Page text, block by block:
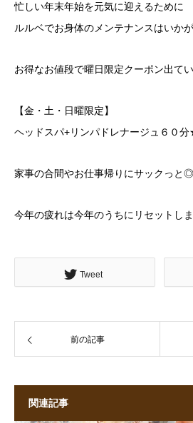
忙しい年末年始を元気に迎えるために
ルルベでお身体のメンテナンスはいか
お得なお値段で曜日限定クーポン出て
【金・土・日曜限定】
ヘッドスパ+リンパドレナージュ６０
家事の合間やお仕事帰りにサックっと◎
今年の疲れは今年のうちにリセットし
Tweet
前の記事
関連記事